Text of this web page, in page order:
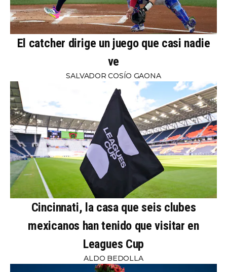
El catcher dirige un juego que casi nadie
ve
SALVADOR COSÍO GAONA
Cincinnati, la casa que seis clubes
mexicanos han tenido que visitar en
Leagues Cup
ALDO BEDOLLA